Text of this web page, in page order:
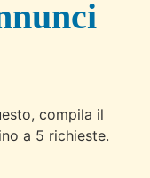
compila il
a 5 richieste.